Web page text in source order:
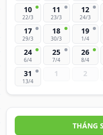
10
22/3
11
23/3
12
24/3
17
29/3
18
30/3
19
1/4
24
6/4
25
7/4
26
8/4
31
13/4
1 2
THÁNG